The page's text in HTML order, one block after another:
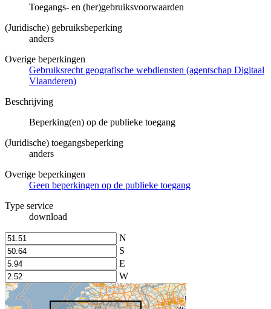
Toegangs- en (her)gebruiksvoorwaarden
(Juridische) gebruiksbeperking
anders
Overige beperkingen
Gebruiksrecht geografische webdiensten (agentschap Digitaal
Vlaanderen)
Beschrijving
Beperking(en) op de publieke toegang
(Juridische) toegangsbeperking
anders
Overige beperkingen
Geen beperkingen op de publieke toegang
Type service
download
N
S
E
W